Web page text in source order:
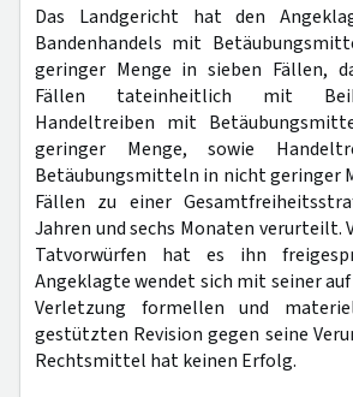
Das Landgericht hat den
Bandenhandels mit
geringer Menge in sieben Fällen,
Fällen tateinheitlich mit
Handeltreiben mit
geringer Menge, sowie
Betäubungsmitteln in nicht geringer
Fällen zu einer
Jahren und sechs Monaten verurteilt.
Tatvorwürfen hat es ihn
Angeklagte wendet sich mit seiner auf
Verletzung formellen und
gestützten Revision gegen seine
Rechtsmittel hat keinen Erfolg.